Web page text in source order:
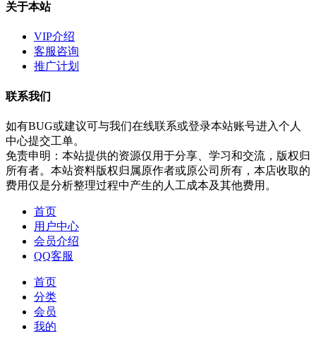
关于本站
VIP介绍
客服咨询
推广计划
联系我们
如有BUG或建议可与我们在线联系或登录本站账号进入个人
中心提交工单。
免责申明：本站提供的资源仅用于分享、学习和交流，版权归
所有者。本站资料版权归属原作者或原公司所有，本店收取的
费用仅是分析整理过程中产生的人工成本及其他费用。
首页
用户中心
会员介绍
QQ客服
首页
分类
会员
我的